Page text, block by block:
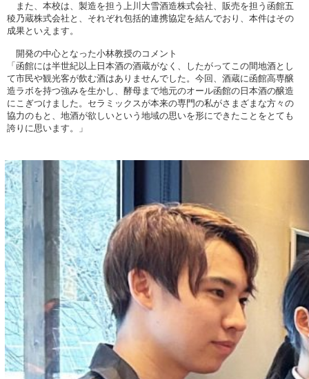
また、本校は、製造を担う上川大雪酒造株式会社、販売を担う函館五
稜乃蔵株式会社と、それぞれ包括的連携協定を結んでおり、本件はその
成果といえます。
開発の中心となった小林教授のコメント
「函館には半世紀以上日本酒の酒蔵がなく、したがってこの間地酒とし
て市民や観光客が飲む酒はありませんでした。今回、酒蔵に函館高専醸
造ラボを持つ強みを生かし、酵母まで地元のオール函館の日本酒の醸造
にこぎつけました。セラミックスが本来の専門の私がさまざまな方々の
協力のもと、地酒が欲しいという地域の思いを形にできたことをとても
誇りに思います。」